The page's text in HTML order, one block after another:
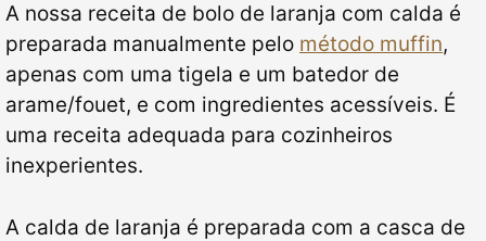
A nossa receita de bolo de laranja com calda é
preparada manualmente pelo método muffin,
apenas com uma tigela e um batedor de
arame/fouet, e com ingredientes acessíveis. É
uma receita adequada para cozinheiros
inexperientes.
A calda de laranja é preparada com a casca de